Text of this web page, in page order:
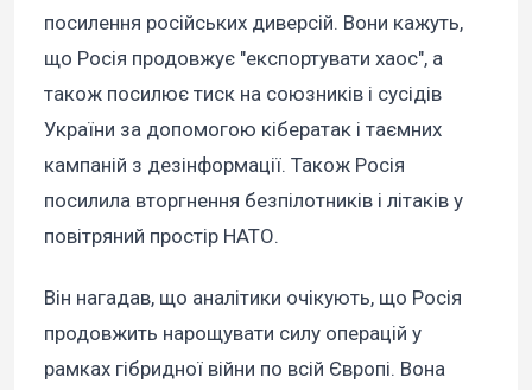
посилення російських диверсій. Вони кажуть,
що Росія продовжує "експортувати хаос", а
також посилює тиск на союзників і сусідів
України за допомогою кібератак і таємних
кампаній з дезінформації. Також Росія
посилила вторгнення безпілотників і літаків у
повітряний простір НАТО.
Він нагадав, що аналітики очікують, що Росія
продовжить нарощувати силу операцій у
рамках гібридної війни по всій Європі. Вона